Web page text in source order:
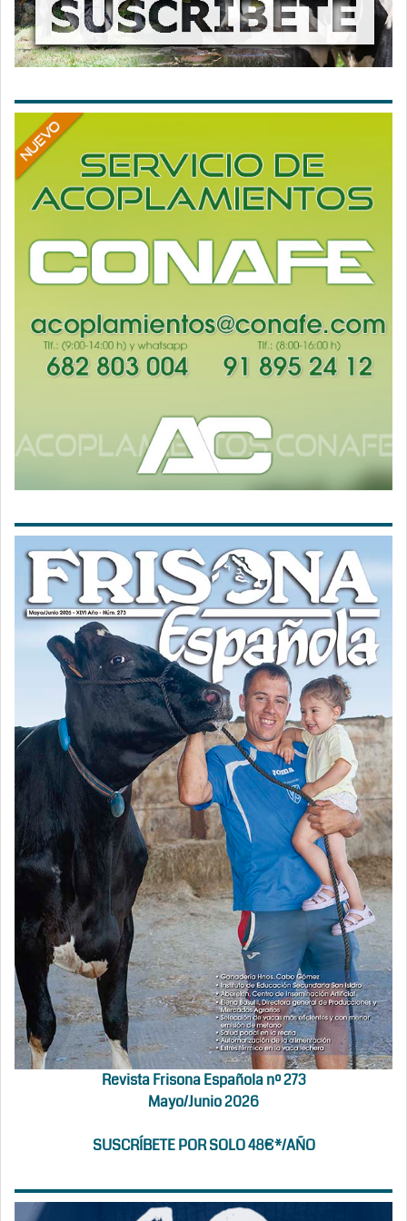
Revista Frisona Española nº 273
Mayo/Junio 2026
SUSCRÍBETE POR SOLO 48€*/AÑO